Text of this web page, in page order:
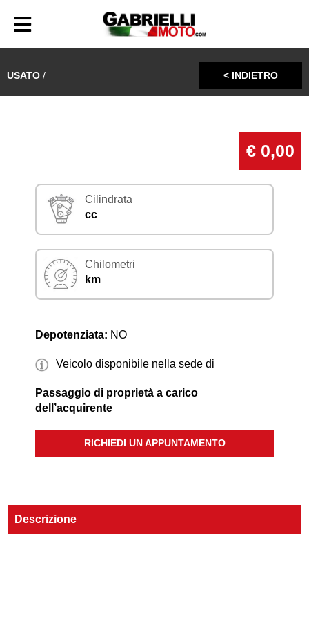
USATO / < INDIETRO
€ 0,00
Cilindrata
cc
Chilometri
km
Depotenziata: NO
Veicolo disponibile nella sede di
Passaggio di proprietà a carico
dell’acquirente
RICHIEDI UN APPUNTAMENTO
Descrizione